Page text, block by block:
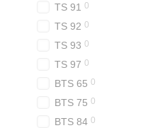
TS 91 0
TS 92 0
TS 93 0
TS 97 0
BTS 65 0
BTS 75 0
BTS 84 0